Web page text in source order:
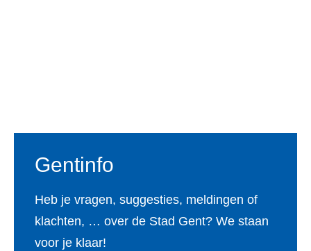
Gentinfo
Heb je vragen, suggesties, meldingen of
klachten, … over de Stad Gent? We staan
voor je klaar!